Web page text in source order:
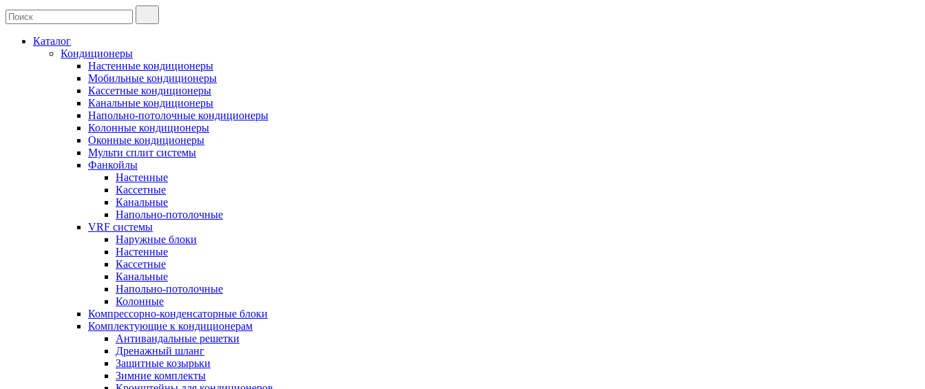
Каталог
Кондиционеры
Настенные кондиционеры
Мобильные кондиционеры
Кассетные кондиционеры
Канальные кондиционеры
Напольно-потолочные кондиционеры
Колонные кондиционеры
Оконные кондиционеры
Мульти сплит системы
Фанкойлы
Настенные
Кассетные
Канальные
Напольно-потолочные
VRF системы
Наружные блоки
Настенные
Кассетные
Канальные
Напольно-потолочные
Колонные
Компрессорно-конденсаторные блоки
Комплектующие к кондиционерам
Антивандальные решетки
Дренажный шланг
Защитные козырьки
Зимние комплекты